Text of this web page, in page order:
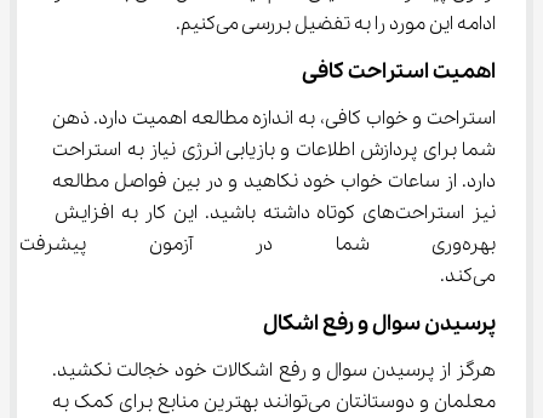
ادامه این مورد را به تفضیل بررسی می‌کنیم.
اهمیت استراحت کافی
استراحت و خواب کافی، به اندازه مطالعه اهمیت دارد. ذهن
شما برای پردازش اطلاعات و بازیابی انرژی نیاز به استراحت
دارد. از ساعات خواب خود نکاهید و در بین فواصل مطالعه
نیز استراحت‌های کوتاه داشته باشید. این کار به افزایش
بهره‌وری شما در آزمون
می‌کند.
پرسیدن سوال و رفع اشکال
هرگز از پرسیدن سوال و رفع اشکالات خود خجالت نکشید.
معلمان و دوستانتان می‌توانند بهترین منابع برای کمک به